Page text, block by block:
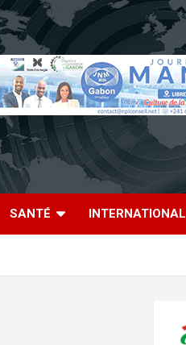
SANTÉ INTERNATIONAL